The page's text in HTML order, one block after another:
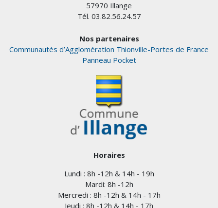
57970 Illange
Tél. 03.82.56.24.57
Nos partenaires
Communautés d’Agglomération Thionville-Portes de France
Panneau Pocket
Horaires
Lundi : 8h -12h & 14h - 19h
Mardi: 8h -12h
Mercredi : 8h -12h & 14h - 17h
Jeudi : 8h -12h & 14h - 17h